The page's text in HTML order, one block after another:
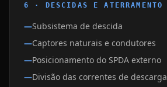
6 · DESCIDAS E ATERRAMENTO
Subsistema de descida
Captores naturais e condutores
Posicionamento do SPDA externo
Divisão das correntes de descarga